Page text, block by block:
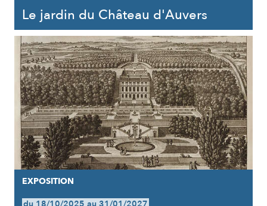
Le jardin du Château d'Auvers
EXPOSITION